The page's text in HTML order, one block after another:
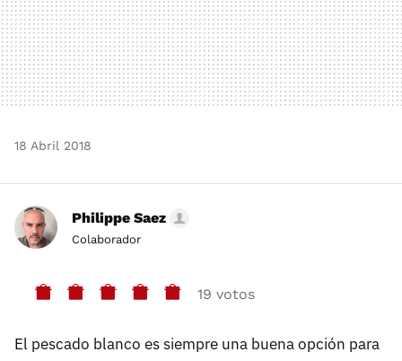
18 Abril 2018
Philippe Saez
Colaborador
19 votos
El pescado blanco es siempre una buena opción para